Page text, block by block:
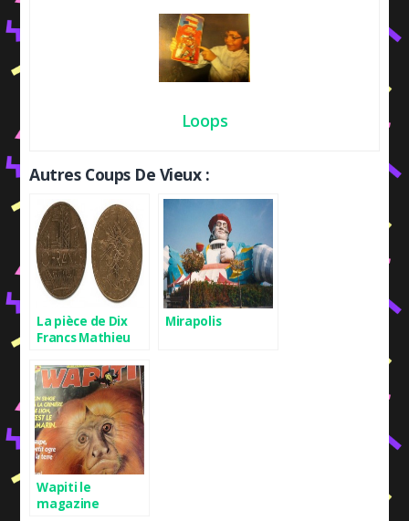
Loops
Autres Coups De Vieux :
La pièce de Dix
Francs Mathieu
Mirapolis
Wapiti le
magazine